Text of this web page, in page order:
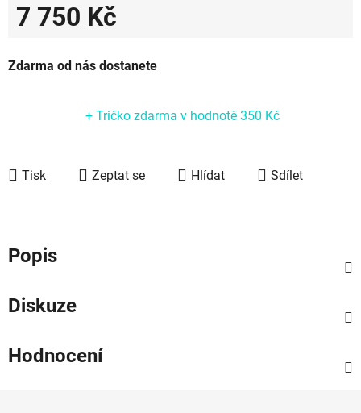
7 750 Kč
Zdarma od nás dostanete
+ Tričko zdarma v hodnotě 350 Kč
Tisk Zeptat se Hlídat Sdílet
Popis
Diskuze
Hodnocení